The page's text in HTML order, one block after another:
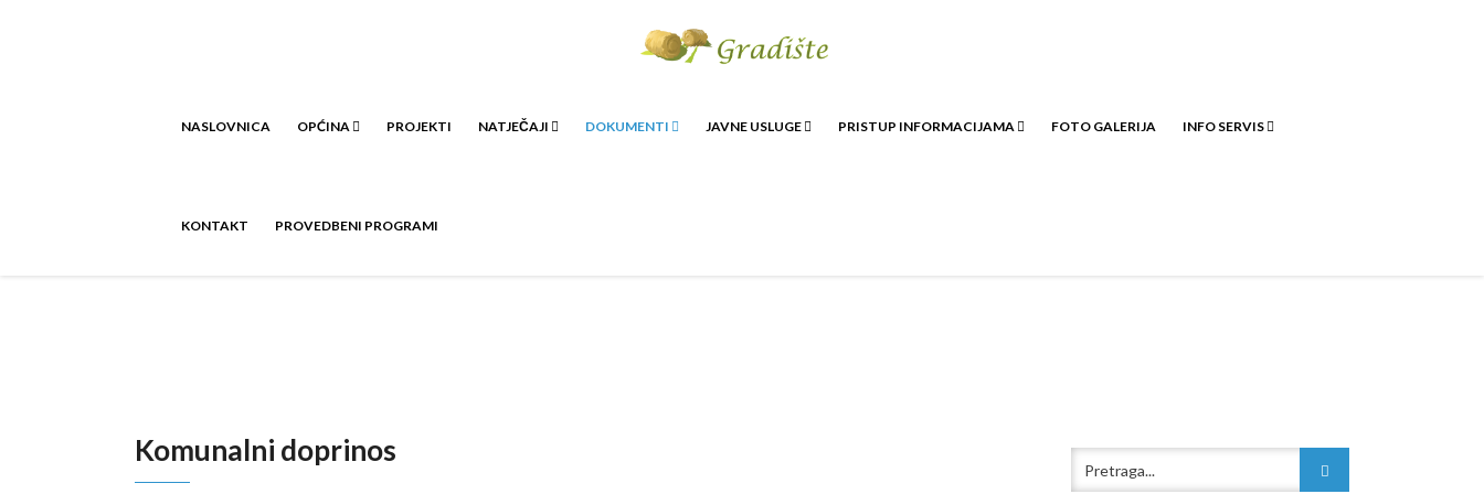
NASLOVNICA OPĆINA PROJEKTI NATJEČAJI DOKUMENTI JAVNE USLUGE PRISTUP INFORMACIJAMA FOTO GALERIJA INFO SERVIS
KONTAKT PROVEDBENI PROGRAMI
Komunalni doprinos